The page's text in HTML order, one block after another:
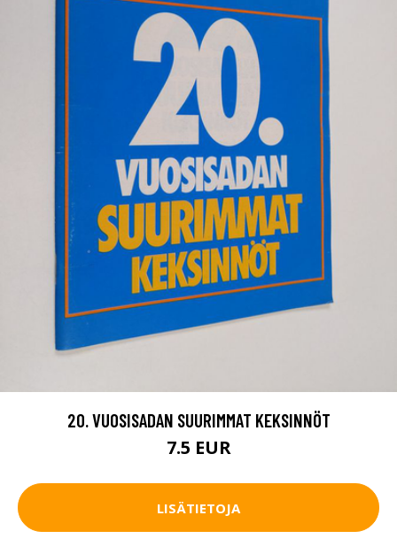
20. VUOSISADAN SUURIMMAT KEKSINNÖT
7.5 EUR
LISÄTIETOJA